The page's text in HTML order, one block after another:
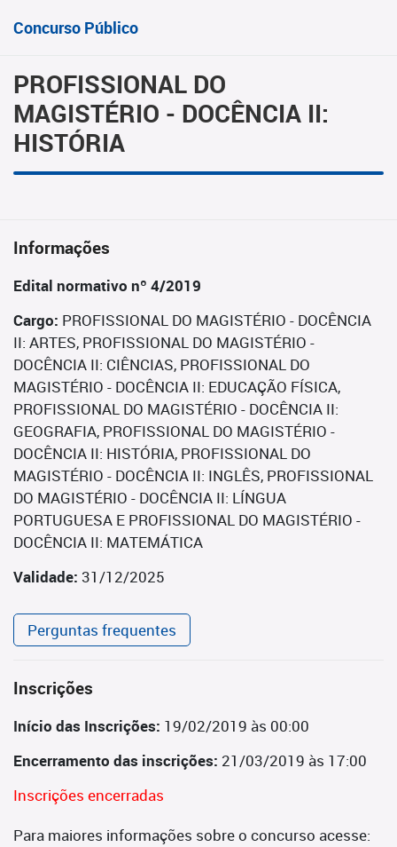
Concurso Público
PROFISSIONAL DO
MAGISTÉRIO - DOCÊNCIA II:
HISTÓRIA
Informações
Edital normativo nº 4/2019
Cargo: PROFISSIONAL DO MAGISTÉRIO - DOCÊNCIA
II: ARTES, PROFISSIONAL DO MAGISTÉRIO -
DOCÊNCIA II: CIÊNCIAS, PROFISSIONAL DO
MAGISTÉRIO - DOCÊNCIA II: EDUCAÇÃO FÍSICA,
PROFISSIONAL DO MAGISTÉRIO - DOCÊNCIA II:
GEOGRAFIA, PROFISSIONAL DO MAGISTÉRIO -
DOCÊNCIA II: HISTÓRIA, PROFISSIONAL DO
MAGISTÉRIO - DOCÊNCIA II: INGLÊS, PROFISSIONAL
DO MAGISTÉRIO - DOCÊNCIA II: LÍNGUA
PORTUGUESA E PROFISSIONAL DO MAGISTÉRIO -
DOCÊNCIA II: MATEMÁTICA
Validade: 31/12/2025
Perguntas frequentes
Inscrições
Início das Inscrições: 19/02/2019 às 00:00
Encerramento das inscrições: 21/03/2019 às 17:00
Inscrições encerradas
Para maiores informações sobre o concurso acesse: